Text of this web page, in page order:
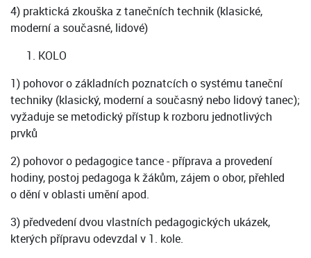
4) praktická zkouška z tanečních technik (klasické,
moderní a současné, lidové)
KOLO
1) pohovor o základních poznatcích o systému taneční
techniky (klasický, moderní a současný nebo lidový tanec);
vyžaduje se metodický přístup k rozboru jednotlivých
prvků
2) pohovor o pedagogice tance - příprava a provedení
hodiny, postoj pedagoga k žákům, zájem o obor, přehled
o dění v oblasti umění apod.
3) předvedení dvou vlastních pedagogických ukázek,
kterých přípravu odevzdal v 1. kole.